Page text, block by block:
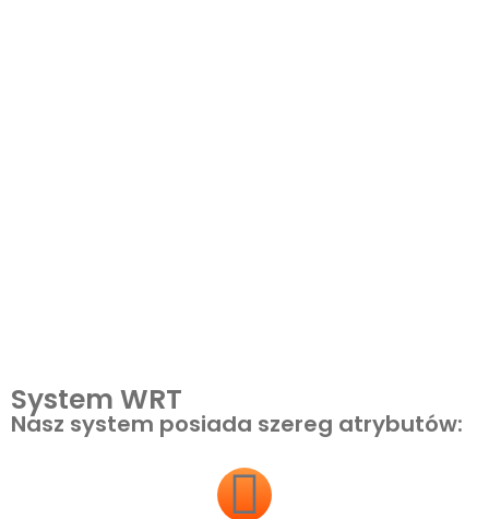
System WRT
Nasz system posiada szereg atrybutów: